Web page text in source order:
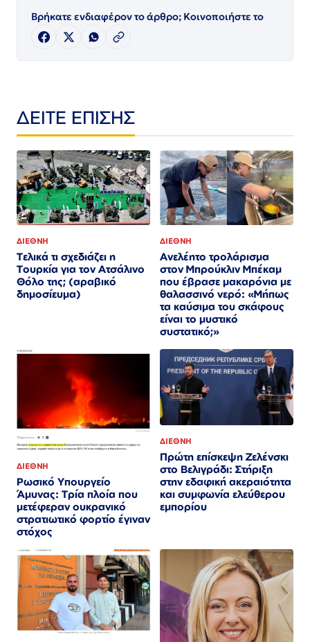
Βρήκατε ενδιαφέρον το άρθρο; Κοινοποιήστε το
ΔΕΙΤΕ ΕΠΙΣΗΣ
ΔΙΕΘΝΗ
Τελικά τι σχεδιάζει η
Τουρκία για τον Ατσάλινο
Θόλο της; (αραβικό
δημοσίευμα)
ΔΙΕΘΝΗ
Ανελέητο τρολάρισμα
στον Μπρούκλιν Μπέκαμ
που έβρασε μακαρόνια με
θαλασσινό νερό: «Μήπως
τα καύσιμα του σκάφους
είναι το μυστικό
συστατικό;»
ΔΙΕΘΝΗ
Ρωσικό Υπουργείο
Άμυνας: Τρία πλοία που
μετέφεραν ουκρανικό
στρατιωτικό φορτίο έγιναν
στόχος
ΔΙΕΘΝΗ
Πρώτη επίσκεψη Ζελένσκι
στο Βελιγράδι: Στήριξη
στην εδαφική ακεραιότητα
και συμφωνία ελεύθερου
εμπορίου